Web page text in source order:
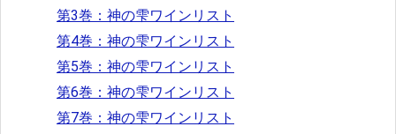
第3巻：神の雫ワインリスト
第4巻：神の雫ワインリスト
第5巻：神の雫ワインリスト
第6巻：神の雫ワインリスト
第7巻：神の雫ワインリスト